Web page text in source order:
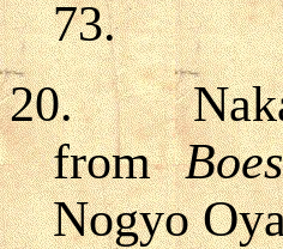
73.
20.
from
Nogyo